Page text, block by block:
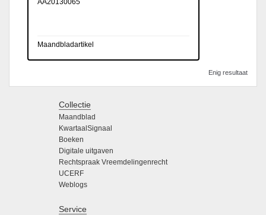
Maandbladartikel
Enig resultaat
Collectie
Maandblad
KwartaalSignaal
Boeken
Digitale uitgaven
Rechtspraak Vreemdelingenrecht
UCERF
Weblogs
Service